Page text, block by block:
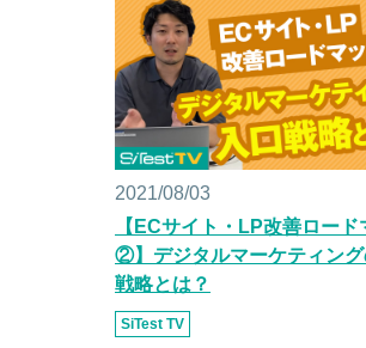
2021/08/03
【ECサイト・LP改善ロード
②】デジタルマーケティング
戦略とは？
SiTest TV